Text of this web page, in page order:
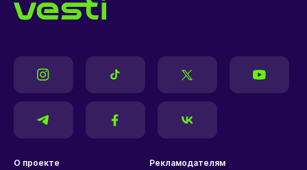
О проекте Рекламодателям